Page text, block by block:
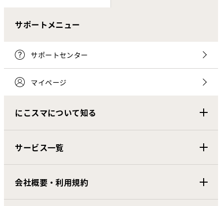
サポートメニュー
サポートセンター
マイページ
にこスマについて知る
サービス一覧
会社概要・利用規約